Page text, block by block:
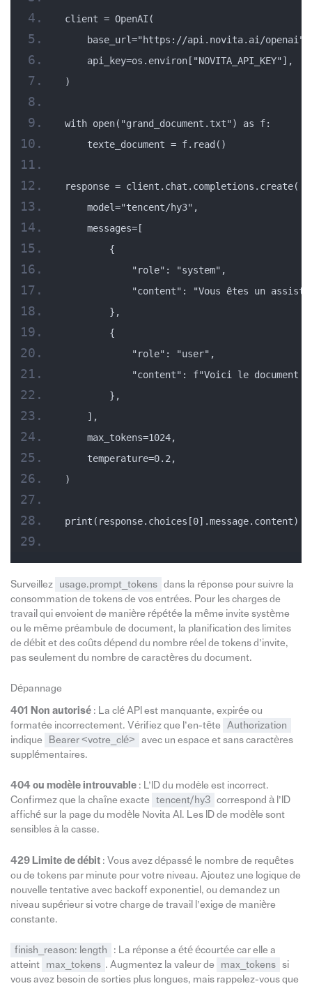
client = OpenAI(
    base_url="https://api.novita.ai/openai",
    api_key=os.environ["NOVITA_API_KEY"],
)
with open("grand_document.txt") as f:
    texte_document = f.read()
response = client.chat.completions.create(
    model="tencent/hy3",
    messages=[
        {
            "role": "system",
"content": "Vous êtes un
        },
        {
            "role": "user",
"content": f"Voici le document
        },
    ],
    max_tokens=1024,
    temperature=0.2,
)
print(response.choices[0].message.content)
Surveillez usage.prompt_tokens
dans la réponse pour suivre la
consommation de tokens de vos entrées. Pour les charges de
travail qui envoient de manière répétée la même invite système
ou le même préambule de document, la planification des limites
de débit et des coûts dépend du nombre réel de tokens d’invite,
pas seulement du nombre de caractères du document.
Dépannage
401 Non autorisé: La clé API est manquante, expirée ou
formatée incorrectement. Vérifiez que l’en-tête Authorization
indique
Bearer <votre_clé>
avec un espace et sans caractères
supplémentaires.
404 ou modèle introuvable: L’ID du modèle est incorrect.
Confirmez que la chaîne exacte tencent/hy3
correspond à l’ID
affiché sur la page du modèle Novita AI. Les ID de modèle sont
sensibles à la casse.
429 Limite de débit: Vous avez dépassé le nombre de requêtes
ou de tokens par minute pour votre niveau. Ajoutez une logique de
nouvelle tentative avec backoff exponentiel, ou demandez un
niveau supérieur si votre charge de travail l’exige de manière
constante.
finish_reason: length
: La réponse a été écourtée car elle a
atteint
max_tokens . Augmentez la valeur de max_tokens
si
vous avez besoin de sorties plus longues, mais rappelez-vous que